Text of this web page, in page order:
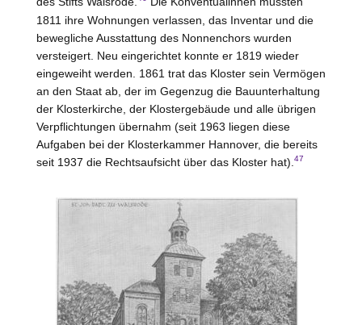
1811 ihre Wohnungen verlassen, das Inventar und die
bewegliche Ausstattung des Nonnenchors wurden
versteigert. Neu eingerichtet konnte er 1819 wieder
eingeweiht werden. 1861 trat das Kloster sein Vermögen
an den Staat ab, der im Gegenzug die Bauunterhaltung
der Klosterkirche, der Klostergebäude und alle übrigen
Verpflichtungen übernahm (seit 1963 liegen diese
Aufgaben bei der Klosterkammer Hannover, die bereits
seit 1937 die Rechtsaufsicht über das Kloster hat). 47